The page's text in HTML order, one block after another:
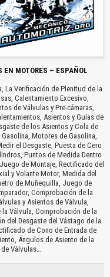
EN MOTORES – ESPAÑOL
La Verificación de Plenitud de la
Calentamiento Excesivo,
de Válvulas y Pre-cámaras,
Asientos y Guías de
de los Asientos y Cola de
Motores de Gasolina,
el Desgaste, Puesta de Cero
Puntos de Medida Dentro
de Montaje, Rectificado del
y Volante Motor, Medida del
de Muñequilla, Juego de
Comprobación de la
y Asientos de Válvula,
Válvula, Comprobación de la
del Desgaste del Vástago de la
de Cono de Entrada de
Ángulos de Asiento de la
Válvulas…